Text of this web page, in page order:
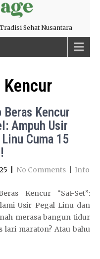
Sehat Nusantara
Kencur
Beras Kencur
Ampuh Usir
Linu Cuma 15
No Comments
Info
Kencur “Sat-Set”:
Usir Pegal Linu dan
merasa bangun tidur
lari maraton? Atau bahu